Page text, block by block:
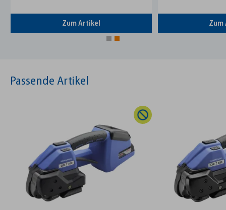
Zum Artikel Zum
Passende Artikel